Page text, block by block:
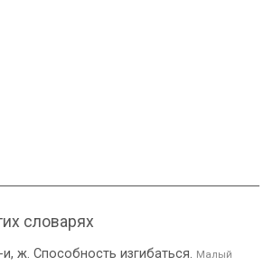
словарях
ж. Способность изгибаться. Малый